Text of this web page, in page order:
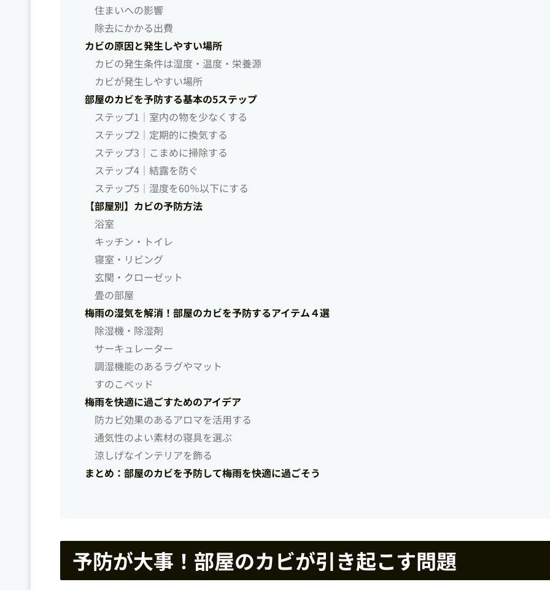
住まいへの影響
除去にかかる出費
カビの原因と発生しやすい場所
カビの発生条件は湿度・温度・栄養源
カビが発生しやすい場所
部屋のカビを予防する基本の5ステップ
ステップ1｜室内の物を少なくする
ステップ2｜定期的に換気する
ステップ3｜こまめに掃除する
ステップ4｜結露を防ぐ
ステップ5｜湿度を60％以下にする
【部屋別】カビの予防方法
浴室
キッチン・トイレ
寝室・リビング
玄関・クローゼット
畳の部屋
梅雨の湿気を解消！部屋のカビを予防するアイテム４選
除湿機・除湿剤
サーキュレーター
調湿機能のあるラグやマット
すのこベッド
梅雨を快適に過ごすためのアイデア
防カビ効果のあるアロマを活用する
通気性のよい素材の寝具を選ぶ
涼しげなインテリアを飾る
まとめ：部屋のカビを予防して梅雨を快適に過ごそう
予防が大事！部屋のカビが引き起こす問題